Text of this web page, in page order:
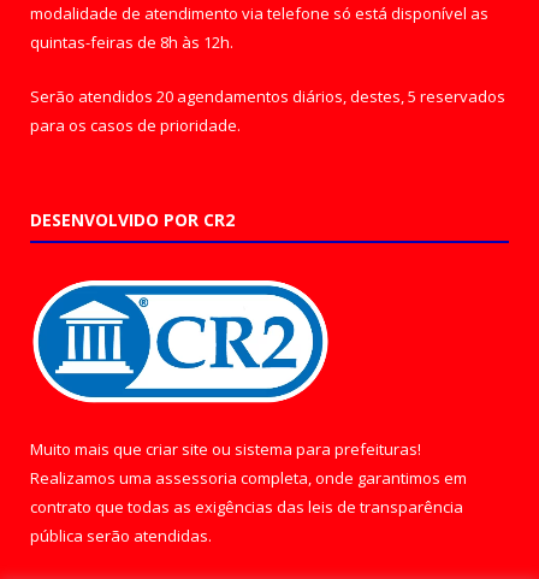
modalidade de atendimento via telefone só está disponível as
quintas-feiras de 8h às 12h.
Serão atendidos 20 agendamentos diários, destes, 5 reservados
para os casos de prioridade.
DESENVOLVIDO POR CR2
Muito mais que criar site ou sistema para prefeituras!
Realizamos uma assessoria completa, onde garantimos em
contrato que todas as exigências das leis de transparência
pública serão atendidas.